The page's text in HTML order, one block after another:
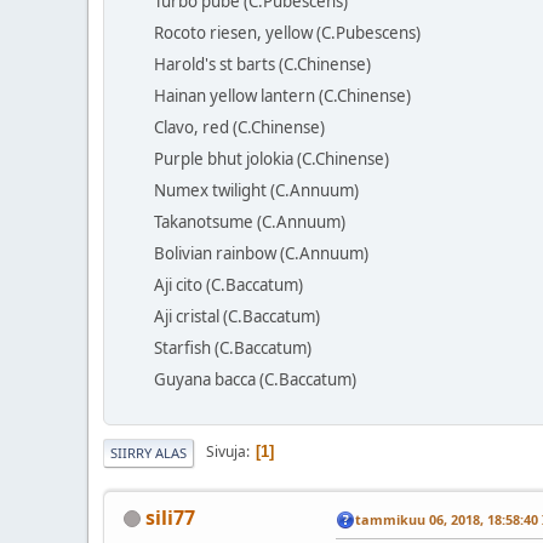
Rocoto riesen, yellow (C.Pubescens)
Harold's st barts (C.Chinense)
Hainan yellow lantern (C.Chinense)
Clavo, red (C.Chinense)
Purple bhut jolokia (C.Chinense)
Numex twilight (C.Annuum)
Takanotsume (C.Annuum)
Bolivian rainbow (C.Annuum)
Aji cito (C.Baccatum)
Aji cristal (C.Baccatum)
Starfish (C.Baccatum)
Guyana bacca (C.Baccatum)
SIIRRY ALAS Sivuja 1
sili77 tammikuu 06, 2018, 18:58:40